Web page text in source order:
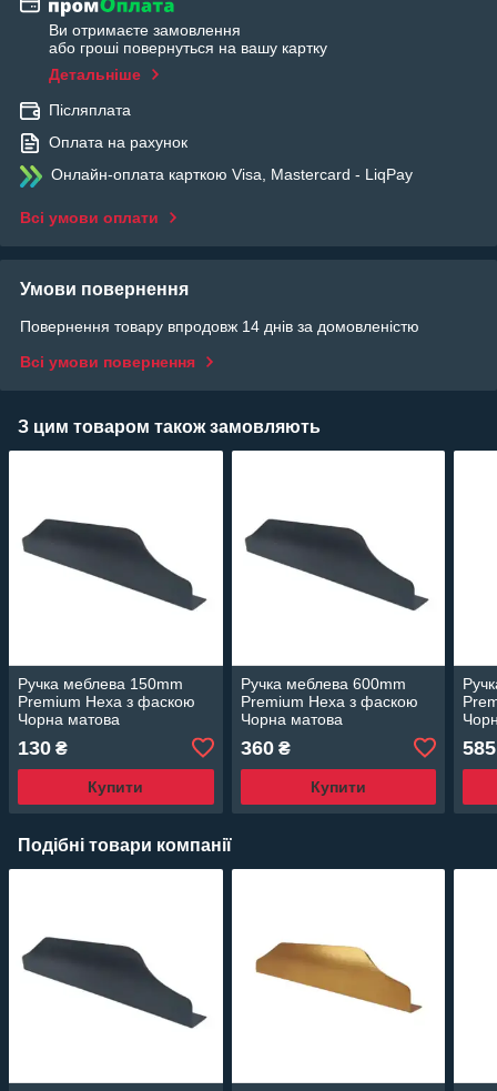
Ви отримаєте замовлення
або гроші повернуться на вашу картку
Детальніше
Післяплата
Оплата на рахунок
Онлайн-оплата карткою Visa, Mastercard - LiqPay
Всі умови оплати
Умови повернення
Повернення товару впродовж 14 днів за домовленістю
Всі умови повернення
З цим товаром також замовляють
Ручка меблева 150mm
Premium Hexa з фаскою
Чорна матова
130 ₴
Купити
Ручка меблева 600mm
Premium Hexa з фаскою
Чорна матова
360₴
Купити
585
Подібні товари компанії